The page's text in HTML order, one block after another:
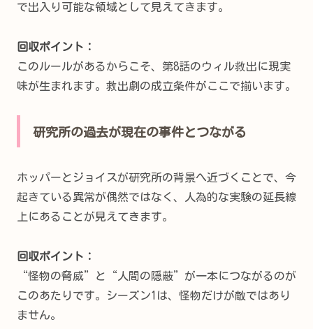
で出入り可能な領域として見えてきます。
回収ポイント：
このルールがあるからこそ、第8話のウィル救出に現実
味が生まれます。救出劇の成立条件がここで揃います。
研究所の過去が現在の事件とつながる
ホッパーとジョイスが研究所の背景へ近づくことで、今
起きている異常が偶然ではなく、人為的な実験の延長線
上にあることが見えてきます。
回収ポイント：
“怪物の脅威”と“人間の隠蔽”が一本につながるのが
このあたりです。シーズン1は、怪物だけが敵ではあり
ません。